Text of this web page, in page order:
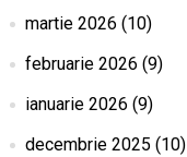
martie 2026 (10)
februarie 2026 (9)
ianuarie 2026 (9)
decembrie 2025 (10)